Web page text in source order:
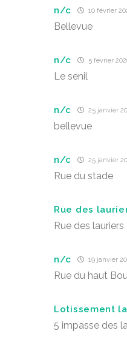
n/c 10 février
Bellevue
n/c 5 février
Le senil
n/c 25 janvier
bellevue
n/c 25 janvier
Rue du stade
Rue des
Rue des lauriers
n/c 19 janvier
Rue du haut
Lotissement
5 impasse des